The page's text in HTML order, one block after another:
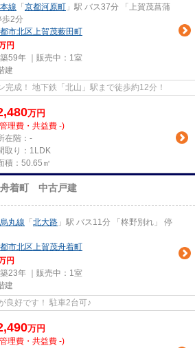
線 「 京都河原町 」駅 バス37分 「上賀茂菖蒲
歩2分
市北区上賀茂薮田町
円
59年 ｜販売中： 1室
建
成！ 地下鉄「北山」駅まで徒歩約12分！
万円
理費・共益費 -)
在階：-
取り：1LDK
積：50.65㎡
舟着町 中古戸建
丸線 「 北大路 」駅 バス11分 「柊野別れ」 停
市北区上賀茂舟着町
円
23年 ｜販売中： 1室
建
良好です！ 駐車2台可♪
万円
理費・共益費 -)